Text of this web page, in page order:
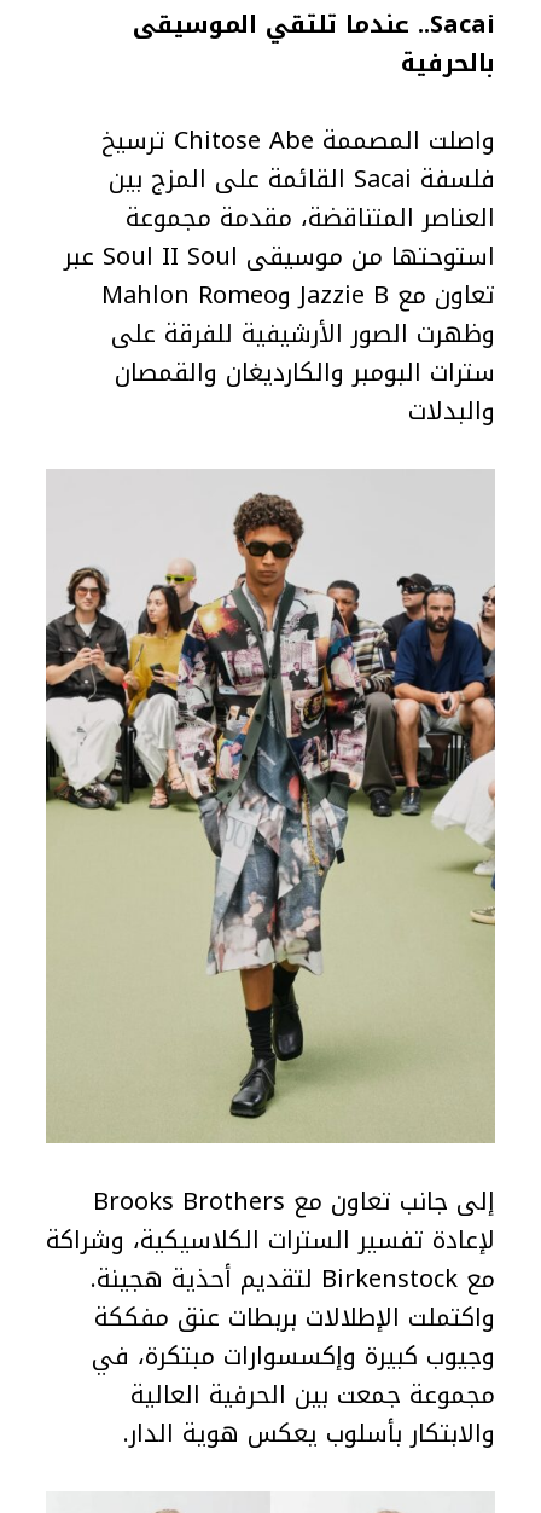
Sacai.. عندما تلتقي الموسيقى
بالحرفية
واصلت المصممة Chitose Abe ترسيخ
فلسفة Sacai القائمة على المزج بين
العناصر المتناقضة، مقدمة مجموعة
استوحتها من موسيقى Soul II Soul عبر
تعاون مع Jazzie B وMahlon Romeo
وظهرت الصور الأرشيفية للفرقة على
سترات البومبر والكارديغان والقمصان
والبدلات
إلى جانب تعاون مع Brooks Brothers
لإعادة تفسير السترات الكلاسيكية، وشراكة
مع Birkenstock لتقديم أحذية هجينة.
واكتملت الإطلالات بربطات عنق مفككة
وجيوب كبيرة وإكسسوارات مبتكرة، في
مجموعة جمعت بين الحرفية العالية
والابتكار بأسلوب يعكس هوية الدار.